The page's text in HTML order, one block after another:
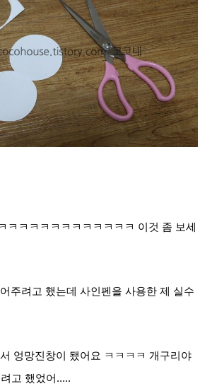
ㅋㅋㅋㅋㅋㅋㅋㅋㅋㅋㅋㅋ 이것 좀 보세
주려고 했는데 사인펜을 사용한 제 실수
엉망진창이 됐어요 ㅋㅋㅋㅋ 개구리야
고 했었어.....